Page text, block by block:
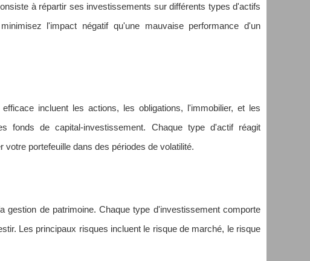
à répartir ses investissements sur différents types d'actifs
l'impact négatif qu'une mauvaise performance d'un
incluent les actions, les obligations, l'immobilier, et les
fonds de capital-investissement. Chaque type d'actif réagit
portefeuille dans des périodes de volatilité.
gestion de patrimoine. Chaque type d'investissement comporte
Les principaux risques incluent le risque de marché, le risque